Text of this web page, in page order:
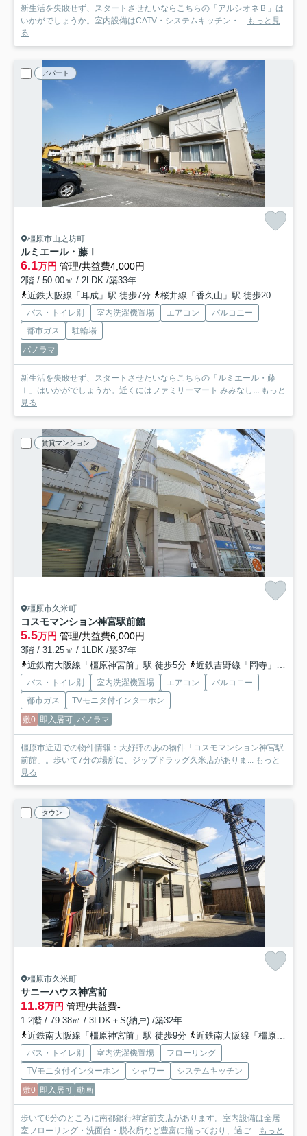
新生活を失敗せず、スタートさせたいならこちらの「アルシオネＢ」は
いかがでしょうか。室内設備はCATV・システムキッチン・... もっと見
る
アパート
橿原市山之坊町
ルミエール・藤Ⅰ
6.1万円 管理/共益費4,000円
2階 / 50.00㎡ / 2LDK /築33年
近鉄大阪線「耳成」駅 徒歩7分
桜井線「香久山」駅 徒歩20分
バス・トイレ別 室内洗濯機置場 エアコン
バルコニー
都市ガス
駐輪場
パノラマ
新生活を失敗せず、スタートさせたいならこちらの「ルミエール・藤
Ⅰ」はいかがでしょうか。近くにはファミリーマート みみなし... もっと
見る
賃貸マンション
橿原市久米町
コスモマンション神宮駅前館
5.5万円 管理/共益費6,000円
3階 / 31.25㎡ / 1LDK /築37年
近鉄南大阪線「橿原神宮前」駅 徒歩5分
近鉄吉野線「岡寺」駅 徒歩13分
バス・トイレ別 室内洗濯機置場 エアコン
バルコニー
都市ガス
TVモニタ付インターホン
敷0 即入居可 パノラマ
橿原市近辺での物件情報：大好評のあの物件「コスモマンション神宮駅
前館」。歩いて7分の場所に、ジップドラッグ久米店がありま... もっと
見る
タウン
橿原市久米町
サニーハウス神宮前
11.8万円 管理/共益費-
1-2階 / 79.38㎡ / 3LDK＋S(納戸) /築32年
近鉄南大阪線「橿原神宮前」駅 徒歩9分
近鉄南大阪線「橿原神宮西口」駅 徒歩13分
バス・トイレ別 室内洗濯機置場
フローリング
TVモニタ付インターホン
シャワー
システムキッチン
敷0 即入居可 動画
歩いて6分のところに南都銀行神宮前支店があります。室内設備は全居
室フローリング・洗面台・脱衣所など豊富に揃っており、過ご...
もっと